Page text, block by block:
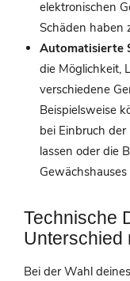
elektronischen
Schäden haben
Automatisierte
die Möglichkeit,
verschiedene
Beispielsweise
bei Einbruch
lassen oder die
Technische
Unterschied
Bei der Wahl